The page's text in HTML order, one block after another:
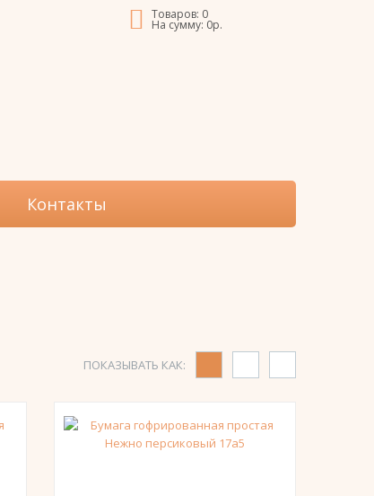
Товаров: 0
На сумму: 0р.
Контакты
ПОКАЗЫВАТЬ КАК: